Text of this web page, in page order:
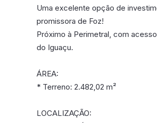
Uma excelente opção de
promissora de Foz!
Próximo à Perimetral, com
do Iguaçu.
ÁREA:
* Terreno: 2.482,02 m²
LOCALIZAÇÃO: